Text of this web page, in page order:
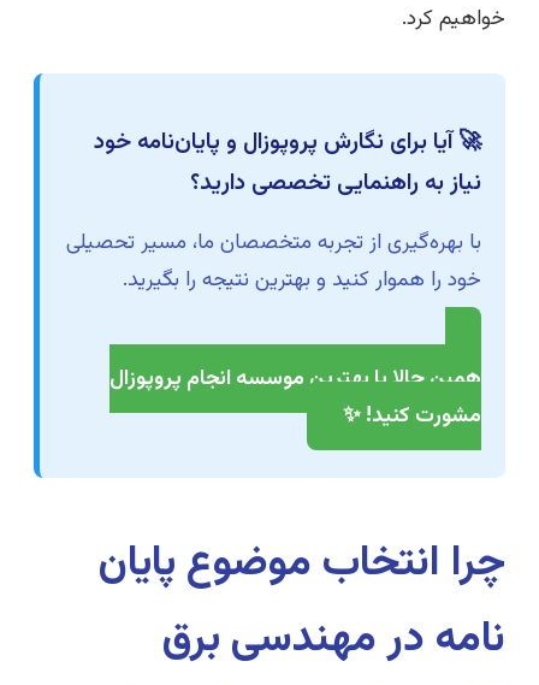
خواهیم کرد.
🚀 آیا برای نگارش پروپوزال و پایان‌نامه خود
نیاز به راهنمایی تخصصی دارید؟
با بهره‌گیری از تجربه متخصصان ما، مسیر تحصیلی
خود را هموار کنید و بهترین نتیجه را بگیرید.
همین حالا با بهترین موسسه انجام پروپوزال
مشورت کنید! ✨
چرا انتخاب موضوع پایان
نامه در مهندسی برق